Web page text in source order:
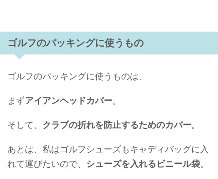
ゴルフのパッキングに使うもの
ゴルフのパッキングに使うものは、
まずアイアンヘッドカバー。
そして、 クラブの折れを防止するためのカバー。
あとは、私はゴルフシューズもキャディバッグに入
れて運びたいので、 シューズを入れるビニール袋。